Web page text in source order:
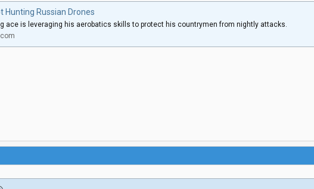
Hunting Russian Drones
ace is leveraging his aerobatics skills to protect his countrymen from nightly attacks.